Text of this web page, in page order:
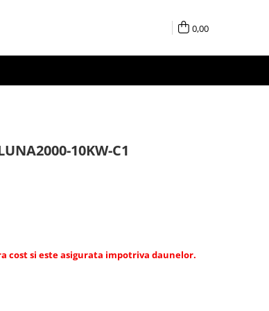
0,00
10KW-C1
cost si este asigurata impotriva daunelor.